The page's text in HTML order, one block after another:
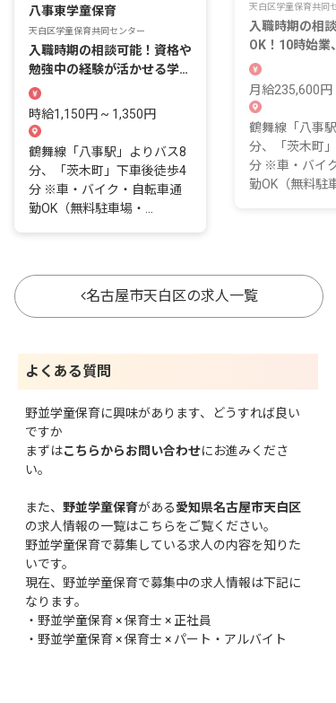
八事東学童保育
天白区学童保育共同センター
入職時期の相談可能！資格や
勉強中の経験が活かせる学童
のお仕事！
時給1,150円 ~ 1,350円
鶴舞線「八事駅」よりバス8
分、「茨木町」下車後徒歩4
分 ※車・バイク・自転車通
勤OK（無料駐車場・...
天白区学童保育共同
入職時期の相
OK！10時始業
資格を活かせま
月給235,600
鶴舞線「八事
分、「茨木町
分 ※車・バイ
勤OK（無料駐
名古屋市天白区の求人一覧
よくある質問
野並学童保育に興味があります、どうすれば良い
ですか
まずはこちらからお問い合わせにお進みくださ
い。
また、 野並学童保育がある愛知県名古屋市天白区
の求人情報の一覧はこちらをご覧ください。
野並学童保育で募集している求人の内容を知りた
いです。
現在、野並学童保育で募集中の求人情報は下記に
なります。
・ 野並学童保育 × 保育士 × 正社員
・ 野並学童保育 × 保育士 × パート・アルバイト